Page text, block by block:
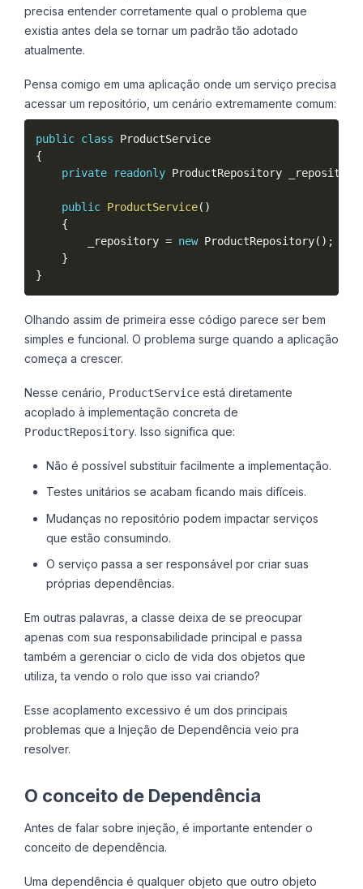
precisa entender corretamente qual o problema que
existia antes dela se tornar um padrão tão adotado
atualmente.
Pensa comigo em uma aplicação onde um serviço precisa
acessar um repositório, um cenário extremamente comum:
public class
ProductService
{
private
readonly ProductRepository _repository
public ProductService( )
{
        _repository
= new ProductRepository( ) ;
}
}
Olhando assim de primeira esse código parece ser bem
simples e funcional. O problema surge quando a aplicação
começa a crescer.
Nesse cenário, ProductService está diretamente
acoplado à implementação concreta de
ProductRepository. Isso significa que:
Não é possível substituir facilmente a implementação.
Testes unitários se acabam ficando mais difíceis.
Mudanças no repositório podem impactar serviços
que estão consumindo.
O serviço passa a ser responsável por criar suas
próprias dependências.
Em outras palavras, a classe deixa de se preocupar
apenas com sua responsabilidade principal e passa
também a gerenciar o ciclo de vida dos objetos que
utiliza, ta vendo o rolo que isso vai criando?
Esse acoplamento excessivo é um dos principais
problemas que a Injeção de Dependência veio pra
resolver.
O conceito de Dependência
Antes de falar sobre injeção, é importante entender o
conceito de dependência.
Uma dependência é qualquer objeto que outro objeto